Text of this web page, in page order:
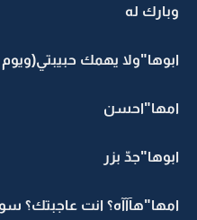
وبارك له
ابوها"ولا يهمك
امها"احسن
ابوها"جدّ بزر
امها"هآآآه؟ انت عاجبتك؟